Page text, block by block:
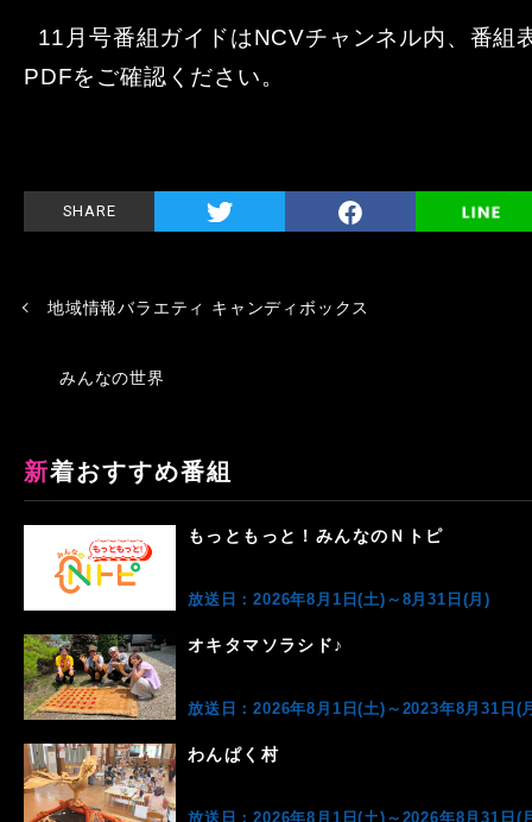
11月号番組ガイドはNCVチャンネル内、番組
PDFをご確認ください。
SHARE
地域情報バラエティ キャンディボックス
みんなの世界
新着おすすめ番組
もっともっと！みんなのＮトピ
放送日：2026年8月1日(土)～8月31日(月)
オキタマソラシド♪
放送日：2026年8月1日(土)～2023年8月31日(
わんぱく村
放送日：2026年8月1日(土)～2026年8月31日(